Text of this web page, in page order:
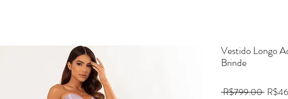
Vestido Longo
Brinde
R$799.00